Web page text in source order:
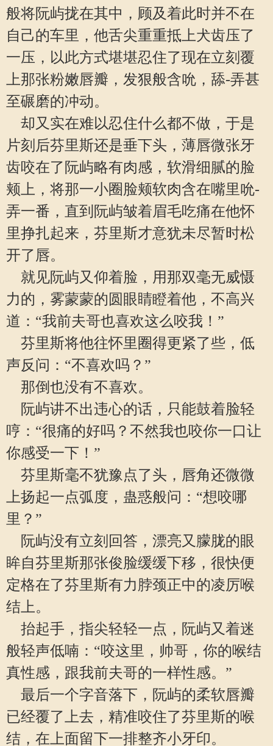
般将阮屿拢在其中，顾及着此时并不在
自己的车里，他舌尖重重抵上犬齿压了
一压，以此方式堪堪忍住了现在立刻覆
上那张粉嫩唇瓣，发狠般含吮，舔-弄甚
至碾磨的冲动。
却又实在难以忍住什么都不做，于是
片刻后芬里斯还是垂下头，薄唇微张牙
齿咬在了阮屿略有肉感，软滑细腻的脸
颊上，将那一小圈脸颊软肉含在嘴里吮-
弄一番，直到阮屿皱着眉毛吃痛在他怀
里挣扎起来，芬里斯才意犹未尽暂时松
开了唇。
就见阮屿又仰着脸，用那双毫无威慑
力的，雾蒙蒙的圆眼睛瞪着他，不高兴
道：“我前夫哥也喜欢这么咬我！”
芬里斯将他往怀里圈得更紧了些，低
声反问：“不喜欢吗？”
那倒也没有不喜欢。
阮屿讲不出违心的话，只能鼓着脸轻
哼：“很痛的好吗？不然我也咬你一口让
你感受一下！”
芬里斯毫不犹豫点了头，唇角还微微
上扬起一点弧度，蛊惑般问：“想咬哪
里？”
阮屿没有立刻回答，漂亮又朦胧的眼
眸自芬里斯那张俊脸缓缓下移，很快便
定格在了芬里斯有力脖颈正中的凌厉喉
结上。
抬起手，指尖轻轻一点，阮屿又着迷
般轻声低喃：“咬这里，帅哥，你的喉结
真性感，跟我前夫哥的一样性感。”
最后一个字音落下，阮屿的柔软唇瓣
已经覆了上去，精准咬住了芬里斯的喉
结，在上面留下一排整齐小牙印。